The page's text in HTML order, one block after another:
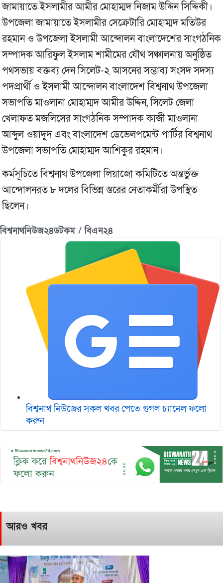
জামায়াতে ইসলামীর আমীর মোহাম্মদ নিজাম উদ্দিন সিদ্দিকী।
উপজেলা জামায়াতে ইসলামীর সেক্রেটারি মোহাম্মদ মতিউর
রহমান ও উপজেলা ইসলামী আন্দোলন বাংলাদেশের সাংগঠনিক
সম্পাদক আরিফুল ইসলাম শামীমের যৌথ সঞ্চালনায় অনুষ্ঠিত
পথসভায় বক্তব্য দেন সিলেট-২ আসনের সম্ভাব্য সংসদ সদস্য
পদপ্রার্থী ও ইসলামী আন্দোলন বাংলাদেশ বিশ্বনাথ উপজেলা
সভাপতি মাওলানা মোহাম্মদ আমীর উদ্দিন, সিলেট জেলা
খেলাফত মজলিসের সাংগঠনিক সম্পাদক কাজী মাওলানা
আব্দুল ওয়াদুদ এবং বাংলাদেশ ডেভেলপমেন্ট পার্টির বিশ্বনাথ
উপজেলা সভাপতি মোহাম্মদ আশিকুর রহমান।
কর্মসূচিতে বিশ্বনাথ উপজেলা লিয়াজো কমিটিতে অন্তর্ভুক্ত
আন্দোলনরত ৮ দলের বিভিন্ন স্তরের নেতাকর্মীরা উপস্থিত
ছিলেন।
বিশ্বনাথনিউজ২৪ডটকম / বিএন২৪
বিশ্বনাথ নিউজের সকল খবর পেতে গুগল চ‌্যানেল ফলো
করুন
আরও খবর